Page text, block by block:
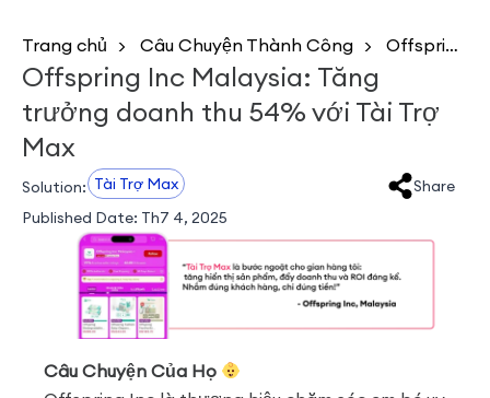
Trang chủ Câu Chuyện Thành Công Offspring Inc Malaysia: Tăng trưởng doanh thu 54% với Tài Trợ Max
Offspring Inc Malaysia: Tăng
trưởng doanh thu 54% với Tài Trợ
Max
Solution: Tài Trợ Max
Share
Published Date: Th7 4, 2025
Câu Chuyện Của Họ